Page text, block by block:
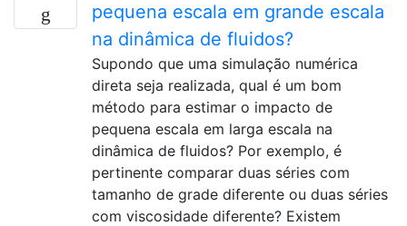
pequena escala em grande escala
na dinâmica de fluidos?
Supondo que uma simulação numérica
direta seja realizada, qual é um bom
método para estimar o impacto de
pequena escala em larga escala na
dinâmica de fluidos? Por exemplo, é
pertinente comparar duas séries com
tamanho de grade diferente ou duas séries
com viscosidade diferente? Existem